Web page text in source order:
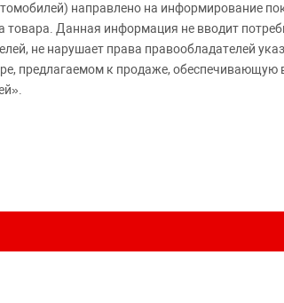
направлено на информирование
товара. Данная информация не вводит
не нарушает права правообладателей
предлагаемом к продаже,